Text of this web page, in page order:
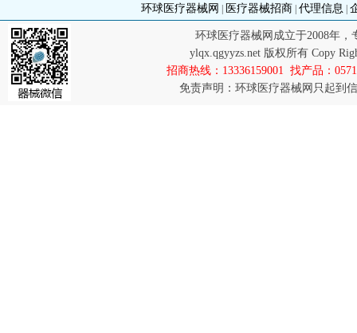
环球医疗器械网 医疗器械招商 代理信息
环球医疗器械网成立于2008年
ylqx.qgyyzs.net 版权所有 Copy
招商热线：13336159001 找产品：
免责声明：环球医疗器械网只起到